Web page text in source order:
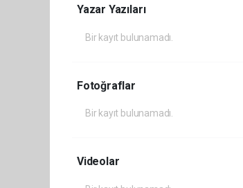
Yazar Yazıları
Bir kayıt bulunamadı.
Fotoğraflar
Bir kayıt bulunamadı.
Videolar